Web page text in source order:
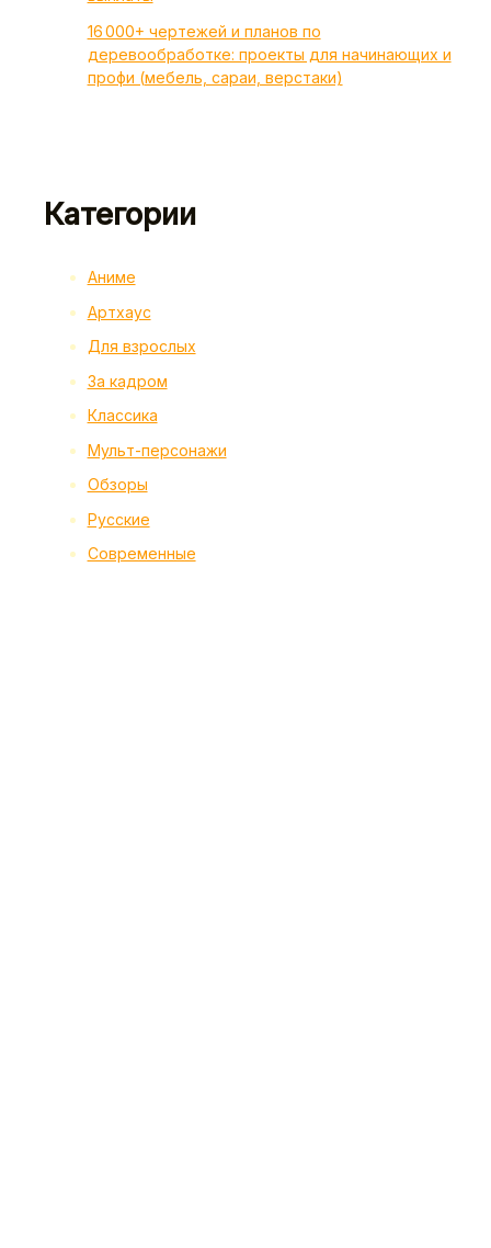
16 000+ чертежей и планов по
деревообработке: проекты для начинающих и
профи (мебель, сараи, верстаки)
Категории
Аниме
Артхаус
Для взрослых
За кадром
Классика
Мульт-персонажи
Обзоры
Русские
Современные